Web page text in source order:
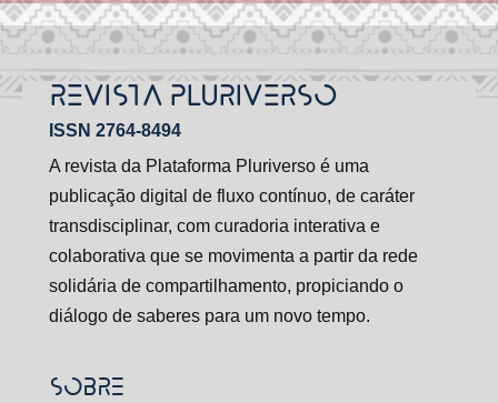
REVISTA PLURIVERSO
ISSN 2764-8494
A revista da Plataforma Pluriverso é uma
publicação digital de fluxo contínuo, de caráter
transdisciplinar, com curadoria interativa e
colaborativa que se movimenta a partir da rede
solidária de compartilhamento, propiciando o
diálogo de saberes para um novo tempo.
SOBRE